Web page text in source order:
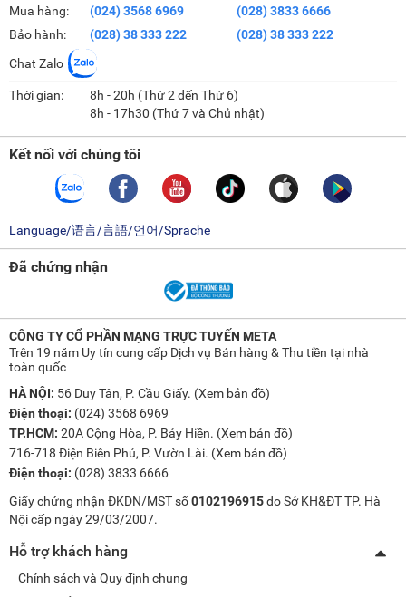
Mua hàng:
Bảo hành:
(024) 3568 6969
(028) 38 333 222
(028) 3833 6666
(028) 38 333 222
Chat Zalo
Thời gian:
8h - 20h (Thứ 2 đến Thứ 6)
8h - 17h30 (Thứ 7 và Chủ nhật)
Kết nối với chúng tôi
Language/语言/言語/언어/Sprache
Đã chứng nhận
CÔNG TY CỔ PHẦN MẠNG TRỰC TUYẾN META
Trên 19 năm Uy tín cung cấp Dịch vụ Bán hàng & Thu tiền tại nhà
toàn quốc
HÀ NỘI: 56 Duy Tân, P. Cầu Giấy. (Xem bản đồ)
Điện thoại: (024) 3568 6969
TP.HCM: 20A Cộng Hòa, P. Bảy Hiền. (Xem bản đồ)
716-718 Điện Biên Phủ, P. Vườn Lài. (Xem bản đồ)
Điện thoại: (028) 3833 6666
Giấy chứng nhận ĐKDN/MST số0102196915do Sở KH&ĐT TP. Hà
Nội cấp ngày 29/03/2007.
Hỗ trợ khách hàng
Chính sách và Quy định chung